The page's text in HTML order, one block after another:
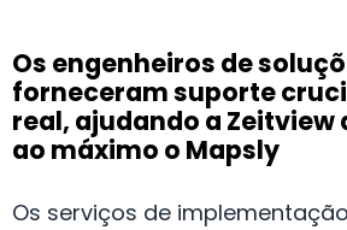
Os engenheiros de
forneceram suporte
real, ajudando a Zeitview
ao máximo o Mapsly
Os serviços de